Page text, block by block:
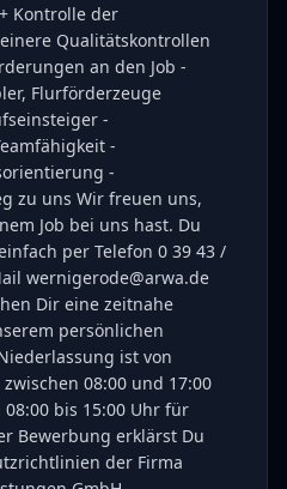
Kontrolle der
Qualitätskontrollen
an den Job -
Flurförderzeuge
-
-
-
zu uns Wir freuen uns,
Job bei uns hast. Du
per Telefon 0 39 43 /
wernigerode@arwa.de
Dir eine zeitnahe
persönlichen
ist von
08:00 und 17:00
bis 15:00 Uhr für
Bewerbung erklärst Du
der Firma